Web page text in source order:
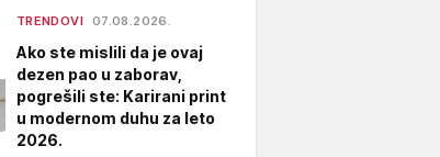
TRENDOVI 07.08.2026.
Ako ste mislili da je ovaj
dezen pao u zaborav,
pogrešili ste: Karirani print
u modernom duhu za leto
2026.